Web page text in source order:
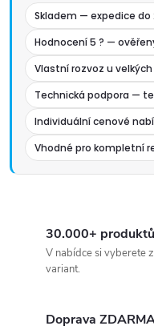
Skladem — expedice do
Hodnocení 5 ? —
Vlastní rozvoz u
Technická podpora —
Individuální cenové
Vhodné pro kompletní
30.000+ produktů
V nabídce si vyberete z
variant.
Doprava